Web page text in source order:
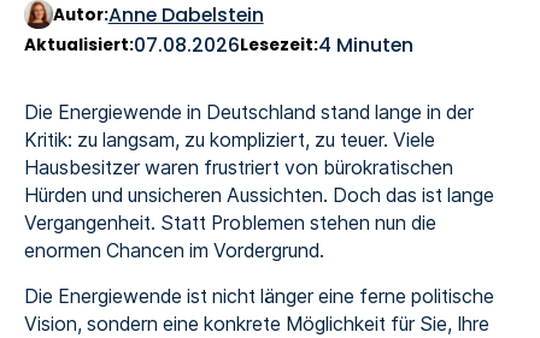
Autor:Anne Dabelstein
Aktualisiert:07.08.2026Lesezeit:4 Minuten
Die Energiewende in Deutschland stand lange in der
Kritik: zu langsam, zu kompliziert, zu teuer. Viele
Hausbesitzer waren frustriert von bürokratischen
Hürden und unsicheren Aussichten. Doch das ist lange
Vergangenheit. Statt Problemen stehen nun die
enormen Chancen im Vordergrund.
Die Energiewende ist nicht länger eine ferne politische
Vision, sondern eine konkrete Möglichkeit für Sie, Ihre